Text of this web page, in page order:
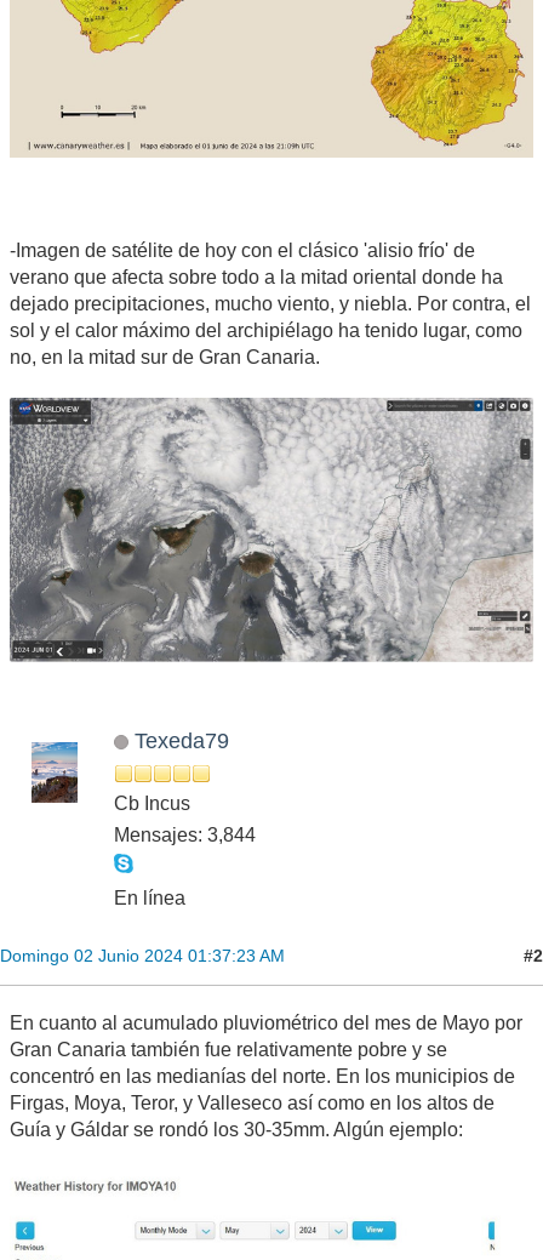
-Imagen de satélite de hoy con el clásico 'alisio frío' de
verano que afecta sobre todo a la mitad oriental donde ha
dejado precipitaciones, mucho viento, y niebla. Por contra, el
sol y el calor máximo del archipiélago ha tenido lugar, como
no, en la mitad sur de Gran Canaria.
Texeda79
Cb Incus
Mensajes: 3,844
En línea
Domingo 02 Junio 2024 01:37:23 AM #2
En cuanto al acumulado pluviométrico del mes de Mayo por
Gran Canaria también fue relativamente pobre y se
concentró en las medianías del norte. En los municipios de
Firgas, Moya, Teror, y Valleseco así como en los altos de
Guía y Gáldar se rondó los 30-35mm. Algún ejemplo: